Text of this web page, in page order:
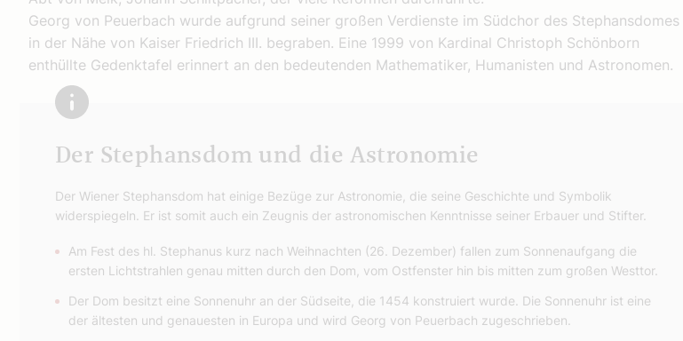
Georg von Peuerbach wurde aufgrund seiner großen Verdienste im Südchor des Stephansdomes
in der Nähe von Kaiser Friedrich III. begraben. Eine 1999 von Kardinal Christoph Schönborn
enthüllte Gedenktafel erinnert an den bedeutenden Mathematiker, Humanisten und Astronomen.
Der Stephansdom und die Astronomie
Der Wiener Stephansdom hat einige Bezüge zur Astronomie, die seine Geschichte und Symbolik
widerspiegeln. Er ist somit auch ein Zeugnis der astronomischen Kenntnisse seiner Erbauer und Stifter.
Am Fest des hl. Stephanus kurz nach Weihnachten (26. Dezember) fallen zum Sonnenaufgang die
ersten Lichtstrahlen genau mitten durch den Dom, vom Ostfenster hin bis mitten zum großen Westtor.
Der Dom besitzt eine Sonnenuhr an der Südseite, die 1454 konstruiert wurde. Die Sonnenuhr ist eine
der ältesten und genauesten in Europa und wird Georg von Peuerbach zugeschrieben.